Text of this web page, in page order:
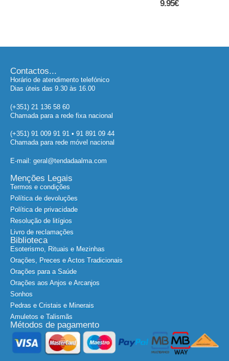
Contactos...
Horário de atendimento telefónico
Dias úteis das 9.30 às 16.00
(+351) 21 136 58 60
Chamada para a rede fixa nacional
(+351) 91 009 91 91 • 91 891 09 44
Chamada para rede móvel nacional
E-mail: geral@tendadaalma.com
Menções Legais
Termos e condições
Política de devoluções
Política de privacidade
Resolução de litígios
Livro de reclamações
Biblioteca
Esoterismo, Rituais e Mezinhas
Orações, Preces e Actos Tradicionais
Orações para a Saúde
Orações aos Anjos e Arcanjos
Sonhos
Pedras e Cristais e Minerais
Amuletos e Talismãs
Métodos de pagamento